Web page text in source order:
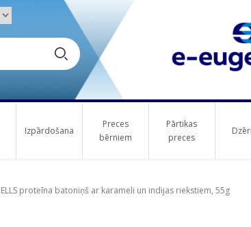
Izpārdošana
Preces
bērniem
Pārtikas
preces
proteīna batoniņš ar karameli un indijas riekstiem, 55g